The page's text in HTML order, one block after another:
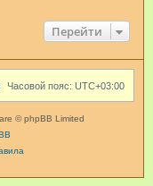
Перейти
Часовой пояс: UTC+03:00
© phpBB Limited